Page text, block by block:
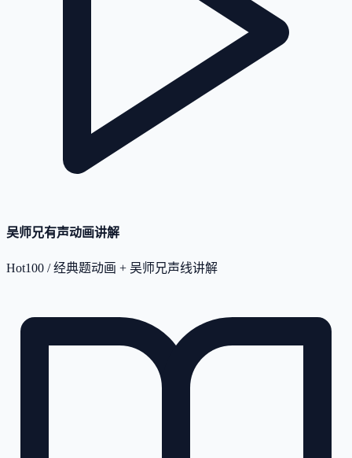
吴师兄有声动画讲解
Hot100 / 经典题动画 + 吴师兄声线讲解